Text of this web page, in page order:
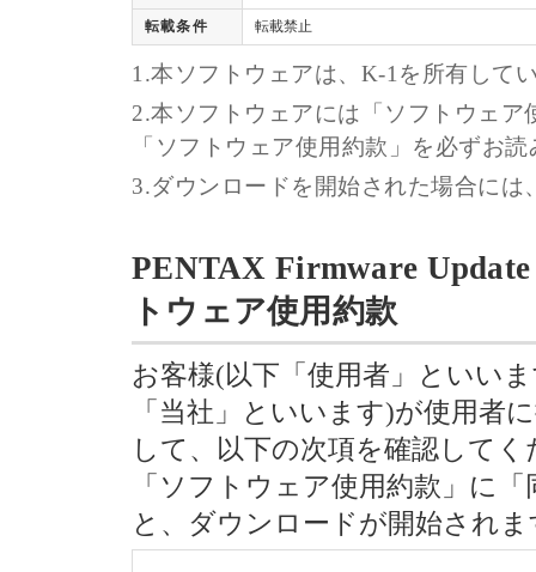
転載条件 転載禁止
1.本ソフトウェアは、K-1を所有して
2.本ソフトウェアには「ソフトウェ
「ソフトウェア使用約款」を必ずお
3.ダウンロードを開始された場合に
PENTAX Firmware
トウェア使用約款
お客様(以下「使用者」といい
「当社」といいます)が使用者
して、以下の次項を確認してく
「ソフトウェア使用約款」に
と、ダウンロードが開始されま